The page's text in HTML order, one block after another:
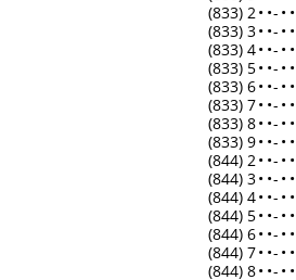
(833) 2• •- • •
(833) 3• •- • •
(833) 4• •- • •
(833) 5• •- • •
(833) 6• •- • •
(833) 7• •- • •
(833) 8• •- • •
(833) 9• •- • •
(844) 2• •- • •
(844) 3• •- • •
(844) 4• •- • •
(844) 5• •- • •
(844) 6• •- • •
(844) 7• •- • •
(844) 8• •- • •